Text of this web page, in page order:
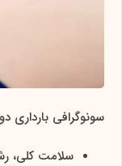
سونوگرافی بارداری
سلامت کلی،